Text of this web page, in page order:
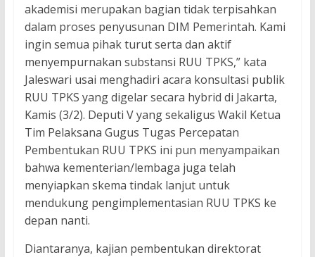
akademisi merupakan bagian tidak terpisahkan
dalam proses penyusunan DIM Pemerintah. Kami
ingin semua pihak turut serta dan aktif
menyempurnakan substansi RUU TPKS,” kata
Jaleswari usai menghadiri acara konsultasi publik
RUU TPKS yang digelar secara hybrid di Jakarta,
Kamis (3/2). Deputi V yang sekaligus Wakil Ketua
Tim Pelaksana Gugus Tugas Percepatan
Pembentukan RUU TPKS ini pun menyampaikan
bahwa kementerian/lembaga juga telah
menyiapkan skema tindak lanjut untuk
mendukung pengimplementasian RUU TPKS ke
depan nanti.
Diantaranya, kajian pembentukan direktorat